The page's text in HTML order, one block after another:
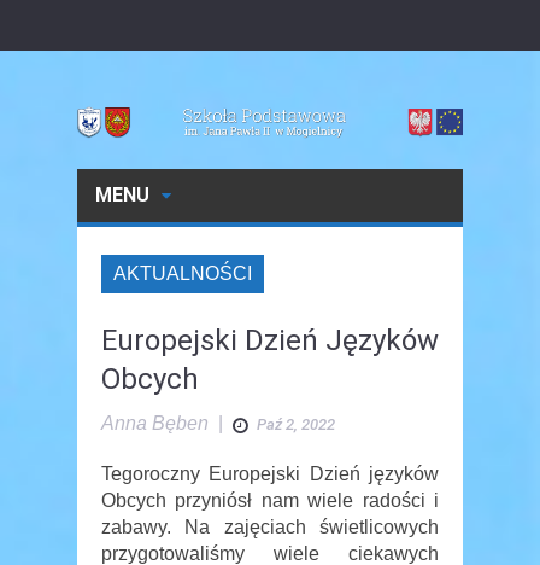
MENU
AKTUALNOŚCI
Europejski Dzień Języków
Obcych
Anna Bęben Paź 2, 2022
Tegoroczny Europejski Dzień języków
Obcych przyniósł nam wiele radości i
zabawy. Na zajęciach świetlicowych
przygotowaliśmy wiele ciekawych